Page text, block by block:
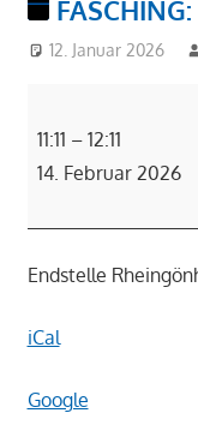
12. Januar 2026
Närrische
Strassenbahn
11:11 – 12:11
14. Februar 2026
Endstelle
iCal
Google